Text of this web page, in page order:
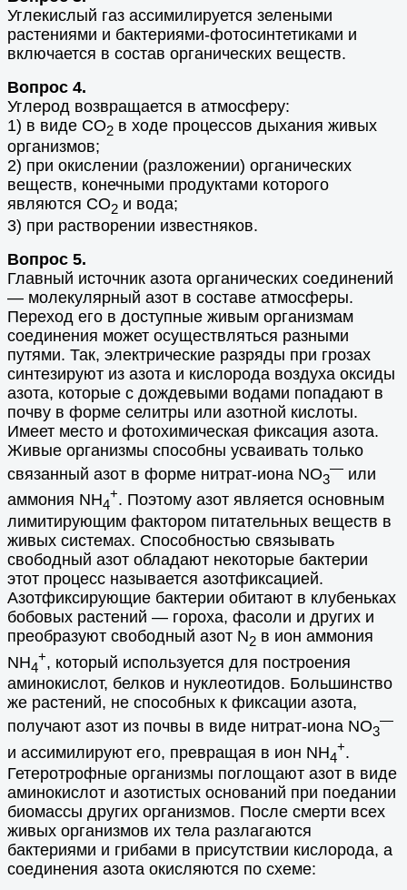
Углекислый газ ассимилируется зелеными
растениями и бактериями-фотосинтетиками и
включается в состав органических веществ.
Вопрос 4.
Углерод возвращается в атмосферу:
1) в виде СО2 в ходе процессов дыхания живых
организмов;
2) при окислении (разложении) органических
веществ, конечными продуктами которого
являются СО2 и вода;
3) при растворении известняков.
Вопрос 5.
Главный источник азота органических соединений
— молекулярный азот в составе атмосферы.
Переход его в доступные живым организмам
соединения может осуществляться разными
путями. Так, электрические разряды при грозах
синтезируют из азота и кислорода воздуха оксиды
азота, которые с дождевыми водами попадают в
почву в форме селитры или азотной кислоты.
Имеет место и фотохимическая фиксация азота.
Живые организмы способны усваивать только
связанный азот в форме нитрат-иона NО3
— или
аммония NH4
+. Поэтому азот является основным
лимитирующим фактором питательных веществ в
живых системах. Способностью связывать
свободный азот обладают некоторые бактерии
этот процесс называется азотфиксацией.
Азотфиксирующие бактерии обитают в клубеньках
бобовых растений — гороха, фасоли и других и
преобразуют свободный азот N2 в ион аммония
NH4
+, который используется для построения
аминокислот, белков и нуклеотидов. Большинство
же растений, не способных к фиксации азота,
получают азот из почвы в виде нитрат-иона NО3
—
и ассимилируют его, превращая в ион NH4
+.
Гетеротрофные организмы поглощают азот в виде
аминокислот и азотистых оснований при поедании
биомассы других организмов. После смерти всех
живых организмов их тела разлагаются
бактериями и грибами в присутствии кислорода, а
соединения азота окисляются по схеме: